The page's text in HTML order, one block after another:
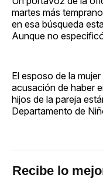
martes más
en esa búsqueda
Aunque no
El esposo de la
acusación de haber
hijos de la pareja
Departamento de
Recibe lo